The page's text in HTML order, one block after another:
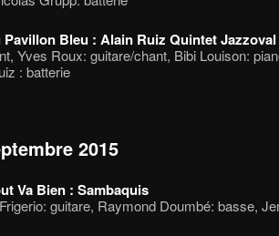
Pavillon Bleu : Alain Ruiz Quintet Jazzoval
Yves Roux: guitare/chant, Bibi Louison:
: batterie
2015
Va Bien : Sambaquis
guitare, Raymond Doumbé: basse,